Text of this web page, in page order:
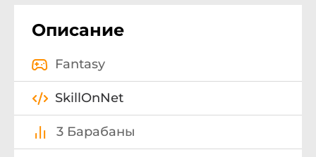
Описание
Fantasy
SkillOnNet
3 Барабаны